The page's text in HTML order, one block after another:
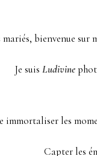
bienvenue
Je suis Ludivine
immortaliser les
Capter les